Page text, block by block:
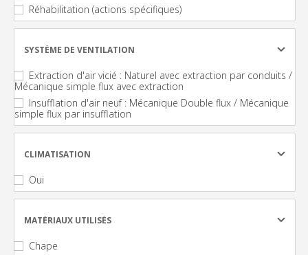
Réhabilitation (actions spécifiques)
SYSTÈME DE VENTILATION
Extraction d'air vicié : Naturel avec extraction par conduits /
Mécanique simple flux avec extraction
Insufflation d'air neuf : Mécanique Double flux / Mécanique
simple flux par insufflation
CLIMATISATION
Oui
MATÉRIAUX UTILISÉS
Chape